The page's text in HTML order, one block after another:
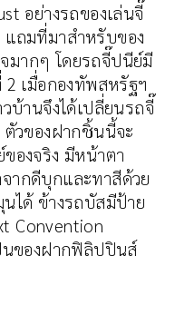
อย่างรถของเล่นจี๊
ถมที่มาสำหรับของ
ากๆ โดยรถจี๊ปนีย์มี
2 เมื่อกองทัพสหรัฐฯ
บ้านจึงได้เปลี่ยนรถจี๊
ตัวของฝากชิ้นนี้จะ
องจริง มีหน้าตา
ากดีบุกและทาสีด้วย
ได้ ข้างรถบัสมีป้าย
Convention
นของฝากฟิลิปปินส์